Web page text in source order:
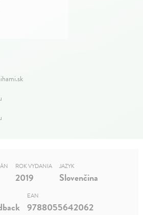
ROK VYDANIA
2019
JAZYK
Slovenčina
EAN
9788055642062